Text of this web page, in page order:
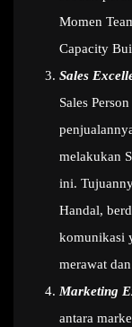
Momen
Capacity
Sales
Sales
melakukan
ini.
Handal,
komunikasi
merawat
Marketing
antara